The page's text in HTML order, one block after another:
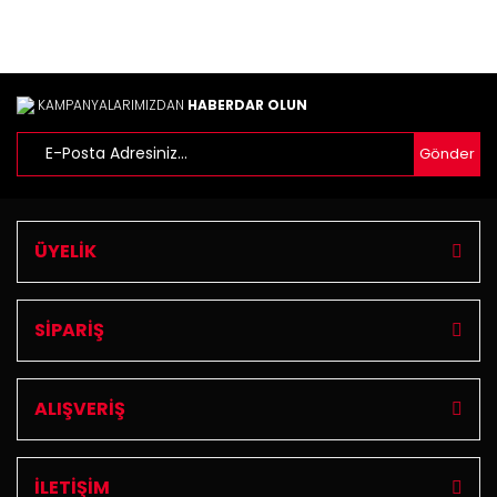
KAMPANYALARIMIZDAN HABERDAR OLUN
Gönder
ÜYELİK
SİPARİŞ
ALIŞVERİŞ
İLETİŞİM